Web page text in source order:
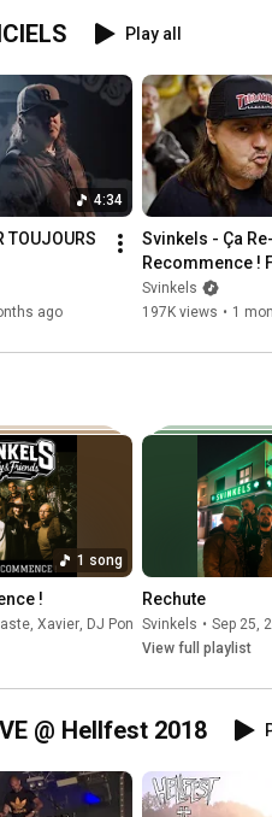
Play all
4:34
TOUJOURS
ago
Svinkels - Ça Re-
Recommence !
Greg Frite,
Original, San-
Svinkels
197K views • 1
1 song
!
, Xavier, DJ Pone • Jun 15, 2026
Rechute
Svinkels • Sep 25,
View full playlist
@ Hellfest 2018